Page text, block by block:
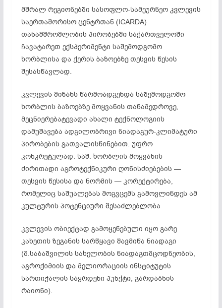
მშრალ რეგიონებში სასოფლო-სამეურნეო კვლევის
საერთაშორისო ცენტრთან (ICARDA)
თანამშრომლობის პირობებში საქართველოში
ჩავატარეთ ექსპერიმენტი საშემოდგომო
ხორბლისა და ქერის ბაზოებზე თესვის წესის
შესასწავლად.
კვლევის მიზანს წარმოადგენდა საშემოდგომო
ხორბლის ბაზოებზე მოყვანის თანამედროვე,
მეცნიერებატევადი ახალი ტექნოლოგიის
დამუშავება ადგილობრივი ნიადაგურ-კლიმატური
პირობების გათვალისწინებით. უფრო
კონკრეტულად: საშ. ხორბლის მოყვანის
ძირითადი აგროტექნიკური ღონისძიებების —
თესვის წესისა და ნორმის — კორექტირება,
რომელიც საშუალებას მოგვცემს გამოვლინდეს ამ
კულტურის პოტენციური შესაძლებლობა
კვლევის ობიექტად გამოყენებული იყო გარე
კახეთის ზეგანის სარწყავი შავმიწა ნიადაგი
(მ.საბაშვილის სახელობის ნიადაგთმცოდნეობის,
აგროქიმიის და მელიორაციის ინსტიტუტის
სართიჭალის საყრდენი პუნქტი, გარდაბნის
რაიონი).